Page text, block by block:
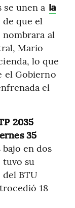
unen a la
de que el
al
Mario
lo que
el Gobierno
el
2035
35
bajo en dos
tuvo su
del BTU
18